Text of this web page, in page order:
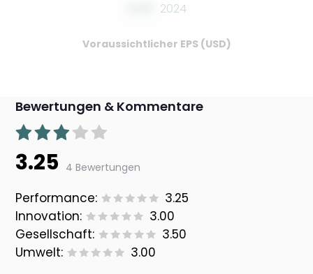
2024
Voraussichtlicher EPS (USD)
Bewertungen & Kommentare
3.25 4 Bewertungen
Performance:
3.25
Innovation:
3.00
Gesellschaft:
3.50
Umwelt:
3.00